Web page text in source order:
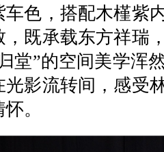
车色，搭配木槿紫
，既承载东方祥瑞
堂”的空间美学浑
光影流转间，感受
。